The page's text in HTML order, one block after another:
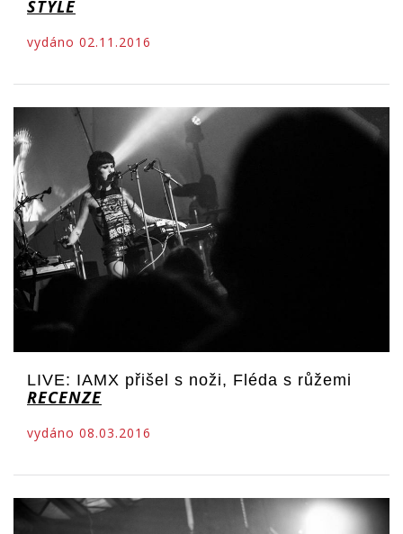
STYLE
vydáno 02.11.2016
LIVE: IAMX přišel s noži, Fléda s růžemi
RECENZE
vydáno 08.03.2016